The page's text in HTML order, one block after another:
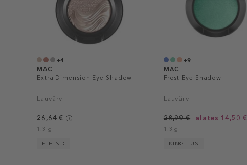
+4
MAC
Extra Dimension Eye Shadow
Lauvärv
26,64 €
1.3 g
E-HIND
+9
MAC
Frost Eye Shadow
Lauvärv
28,99 € alates 14,50 €
1.3 g
KINGITUS